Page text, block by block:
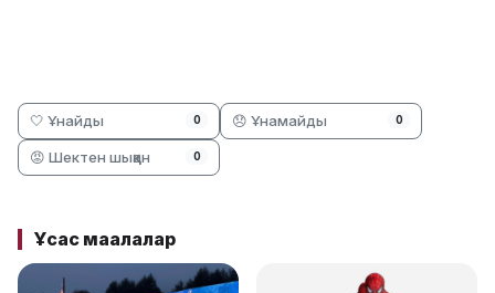
🤍 Ұнайды 0 😞 Ұнамайды 0
😡 Шектен шыққан 0
Ұқсас мақалалар